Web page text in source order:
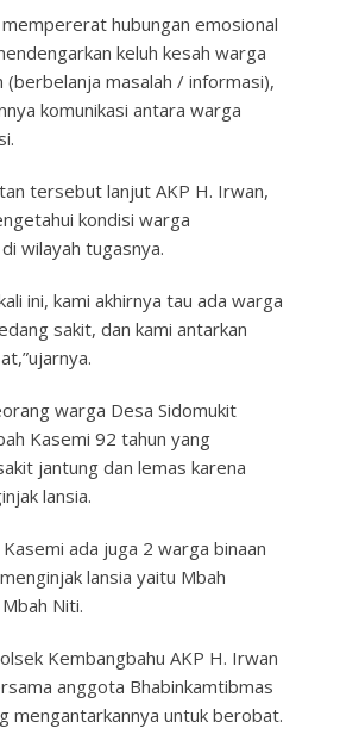
mempererat hubungan emosional
keluh kesah warga
(berbelanja masalah / informasi),
komunikasi antara warga
tersebut lanjut AKP H. Irwan,
kondisi warga
wilayah tugasnya.
ini, kami akhirnya tau ada warga
sakit, dan kami antarkan
warga Desa Sidomukit
Kasemi 92 tahun yang
jantung dan lemas karena
lansia.
Kasemi ada juga 2 warga binaan
lansia yaitu Mbah
Niti.
Kembangbahu AKP H. Irwan
anggota Bhabinkamtibmas
mengantarkannya untuk berobat.